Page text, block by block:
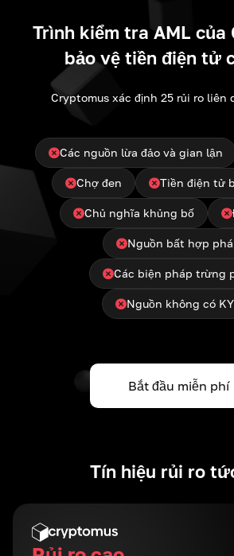
Trình kiểm tra AML của
bảo vệ tiền điện tử
Cryptomus xác định 25 rủi ro liên
Các nguồn lừa đảo và gian lận
Chợ đen Tiền điện tử
Chủ nghĩa khủng bố
Nguồn bất hợp
Các biện pháp trừng
Nguồn không có
Bắt đầu miễn phí
Tín hiệu rủi ro